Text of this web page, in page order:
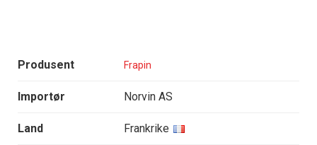
Produsent Frapin
Importør Norvin AS
Land Frankrike